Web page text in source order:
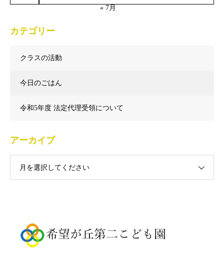
« 7月
カテゴリー
クラスの活動
今日のごはん
令和5年度 法定代理受領について
アーカイブ
月を選択してください